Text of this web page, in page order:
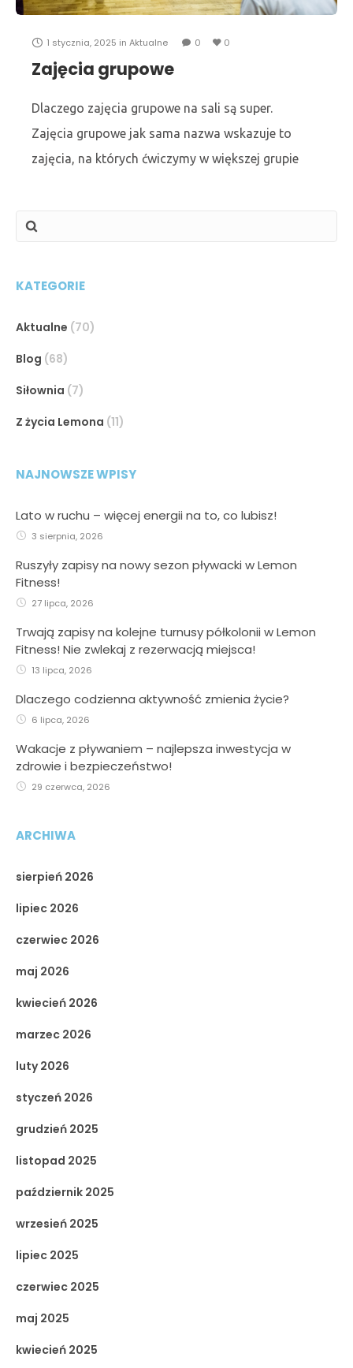
1 stycznia, 2025 in Aktualne 0 0
Zajęcia grupowe
Dlaczego zajęcia grupowe na sali są super.
Zajęcia grupowe jak sama nazwa wskazuje to
zajęcia, na których ćwiczymy w większej grupie
KATEGORIE
Aktualne (70)
Blog (68)
Siłownia (7)
Z życia Lemona (11)
NAJNOWSZE WPISY
Lato w ruchu – więcej energii na to, co lubisz!
3 sierpnia, 2026
Ruszyły zapisy na nowy sezon pływacki w Lemon
Fitness!
27 lipca, 2026
Trwają zapisy na kolejne turnusy półkolonii w Lemon
Fitness! Nie zwlekaj z rezerwacją miejsca!
13 lipca, 2026
Dlaczego codzienna aktywność zmienia życie?
6 lipca, 2026
Wakacje z pływaniem – najlepsza inwestycja w
zdrowie i bezpieczeństwo!
29 czerwca, 2026
ARCHIWA
sierpień 2026
lipiec 2026
czerwiec 2026
maj 2026
kwiecień 2026
marzec 2026
luty 2026
styczeń 2026
grudzień 2025
listopad 2025
październik 2025
wrzesień 2025
lipiec 2025
czerwiec 2025
maj 2025
kwiecień 2025